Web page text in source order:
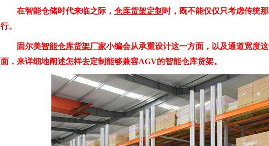
在智能仓储时代来临之际， 仓库货架定制 时，既不能仅仅只考虑传统
行。
固尔美智能仓库货架厂家小编会从承重设计这一方面，以及通道宽度
面，来详细地阐述怎样去定制能够兼容AGV的智能仓库货架。